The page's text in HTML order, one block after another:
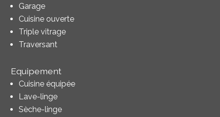
Garage
Cuisine ouverte
Triple vitrage
Traversant
Equipement
Cuisine équipée
Lave-linge
Sèche-linge